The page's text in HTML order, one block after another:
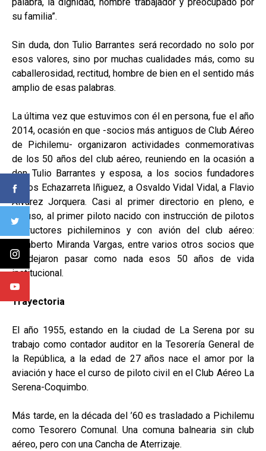
su familia”.
Sin duda, don Tulio Barrantes será recordado no solo por
esos valores, sino por muchas cualidades más, como su
caballerosidad, rectitud, hombre de bien en el sentido más
amplio de esas palabras.
La última vez que estuvimos con él en persona, fue el año
2014, ocasión en que -socios más antiguos de Club Aéreo
de Pichilemu- organizaron actividades conmemorativas
de los 50 años del club aéreo, reuniendo en la ocasión a
don Tulio Barrantes y esposa, a los socios fundadores
Carlos Echazarreta Iñiguez, a Osvaldo Vidal Vidal, a Flavio
Álvarez Jorquera. Casi al primer directorio en pleno, e
incluso, al primer piloto nacido con instrucción de pilotos
instructores pichileminos y con avión del club aéreo:
Humberto Miranda Vargas, entre varios otros socios que
no dejaron pasar como nada esos 50 años de vida
institucional.
Trayectoria
El año 1955, estando en la ciudad de La Serena por su
trabajo como contador auditor en la Tesorería General de
la República, a la edad de 27 años nace el amor por la
aviación y hace el curso de piloto civil en el Club Aéreo La
Serena-Coquimbo.
Más tarde, en la década del ’60 es trasladado a Pichilemu
como Tesorero Comunal. Una comuna balnearia sin club
aéreo, pero con una Cancha de Aterrizaje.